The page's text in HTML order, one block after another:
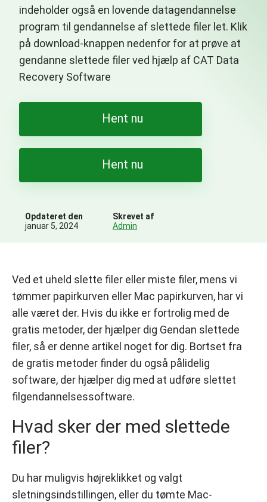
indeholder også en lovende datagendannelse
program til gendannelse af slettede filer let. Klik
på download-knappen nedenfor for at prøve at
gendanne slettede filer ved hjælp af CAT Data
Recovery Software
Hent nu
Hent nu
Opdateret den
januar 5, 2024
Skrevet af
Admin
Ved et uheld slette filer eller miste filer, mens vi
tømmer papirkurven eller Mac papirkurven, har vi
alle været der. Hvis du ikke er fortrolig med de
gratis metoder, der hjælper dig Gendan slettede
filer, så er denne artikel noget for dig. Bortset fra
de gratis metoder finder du også pålidelig
software, der hjælper dig med at udføre slettet
filgendannelsessoftware.
Hvad sker der med slettede
filer?
Du har muligvis højreklikket og valgt
sletningsindstillingen, eller du tømte Mac-